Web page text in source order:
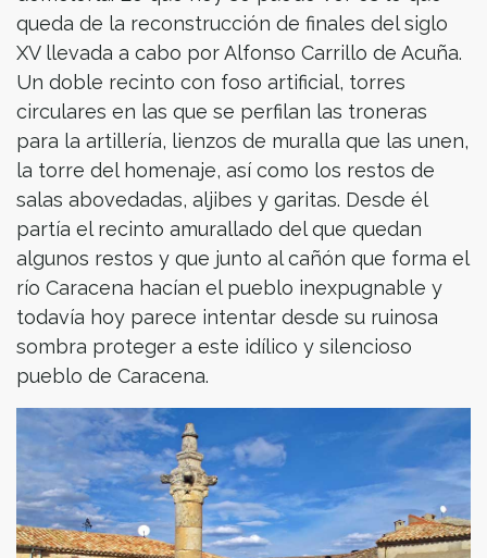
queda de la reconstrucción de finales del siglo
XV llevada a cabo por Alfonso Carrillo de Acuña.
Un doble recinto con foso artificial, torres
circulares en las que se perfilan las troneras
para la artillería, lienzos de muralla que las unen,
la torre del homenaje, así como los restos de
salas abovedadas, aljibes y garitas. Desde él
partía el recinto amurallado del que quedan
algunos restos y que junto al cañón que forma el
río Caracena hacían el pueblo inexpugnable y
todavía hoy parece intentar desde su ruinosa
sombra proteger a este idílico y silencioso
pueblo de Caracena.